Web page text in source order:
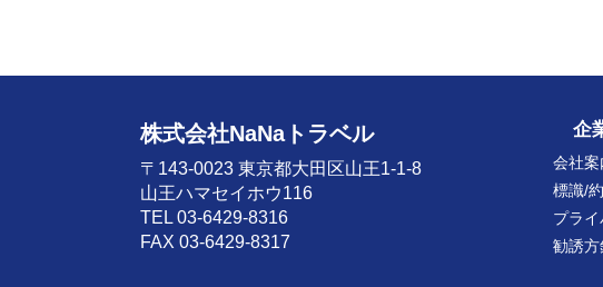
株式会社NaNaトラベル
〒143-0023 東京都大田区山王1-1-8
山王ハマセイホウ116
TEL 03-6429-8316
FAX 03-6429-8317
企
会社案
標識/
プラ
勧誘方